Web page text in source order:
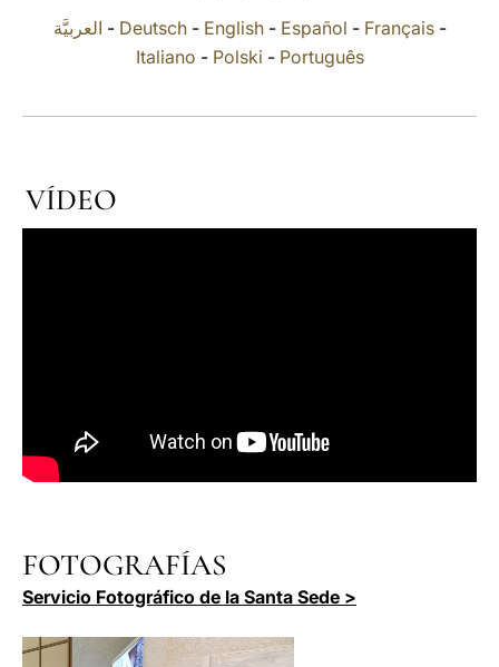
العربيَّة - Deutsch- English- Español - Français-
Italiano - Polski - Português
VÍDEO
FOTOGRAFÍAS
Servicio Fotográfico de la Santa Sede >